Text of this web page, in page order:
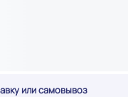
или самовывоз